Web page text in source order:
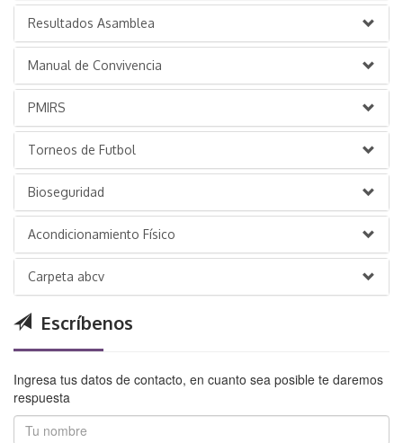
Resultados Asamblea
Manual de Convivencia
PMIRS
Torneos de Futbol
Bioseguridad
Acondicionamiento Físico
Carpeta abcv
Escríbenos
Ingresa tus datos de contacto, en cuanto sea posible te daremos
respuesta